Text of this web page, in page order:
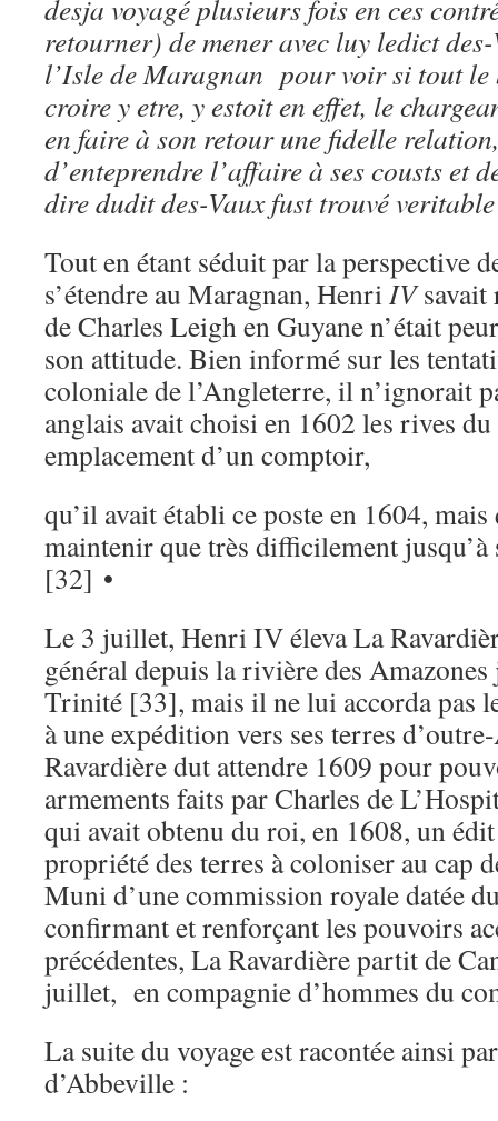
desja voyagé plusieurs fois en ces
retourner) de mener avec luy ledict
l’Isle de Maragnan pour voir si tout le
croire y etre, y estoit en effet, le
en faire à son retour une fidelle
d’enteprendre l’affaire à ses cousts et
dire dudit des-Vaux fust trouvé veritable
Tout en étant séduit par la perspective
s’étendre au Maragnan, HenriIVsavait
de Charles Leigh en Guyane n’était
son attitude. Bien informé sur les
coloniale de l’Angleterre, il n’ignorait
anglais avait choisi en 1602 les rives
emplacement d’un comptoir,
qu’il avait établi ce poste en 1604, mais
maintenir que très difficilement
[32] •
Le 3 juillet, Henri IV éleva La
général depuis la rivière des Amazones
Trinité [33], mais il ne lui accorda pas
à une expédition vers ses terres
Ravardière dut attendre 1609 pour
armements faits par Charles de
qui avait obtenu du roi, en 1608, un
propriété des terres à coloniser au cap
Muni d’une commission royale datée
confirmant et renforçant les pouvoirs
précédentes, La Ravardière partit de
juillet, en compagnie d’hommes du
La suite du voyage est racontée ainsi
d’Abbeville :